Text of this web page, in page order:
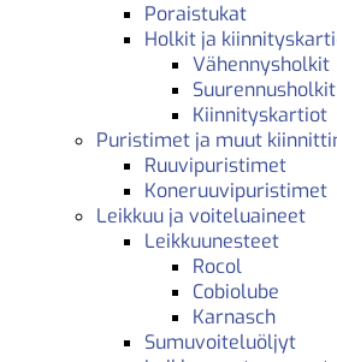
Poraistukat
Holkit ja
Vähennysholkit
Suurennusholkit
Kiinnityskartiot
Puristimet ja muut
Ruuvipuristimet
Koneruuvipuristimet
Leikkuu ja voiteluaineet
Leikkuunesteet
Rocol
Cobiolube
Karnasch
Sumuvoiteluöljyt